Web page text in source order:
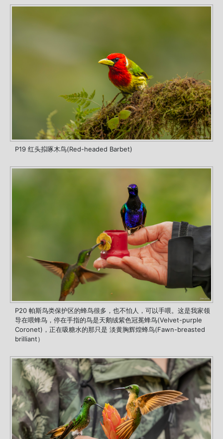
P19 红头拟啄木鸟(Red-headed Barbet)
P20 帕斯鸟类保护区的蜂鸟很多，也不怕人，可以手喂。这是我家领
导在喂蜂鸟，停在手指的鸟是天鹅绒紫色冠冕蜂鸟(Velvet-purple
Coronet)，正在吸糖水的那只是 淡黄胸辉煌蜂鸟(Fawn-breasted
brilliant）